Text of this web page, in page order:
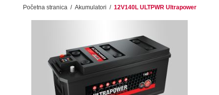
Početna stranica / Akumulatori / 12V140L ULTPWR Ultrapower